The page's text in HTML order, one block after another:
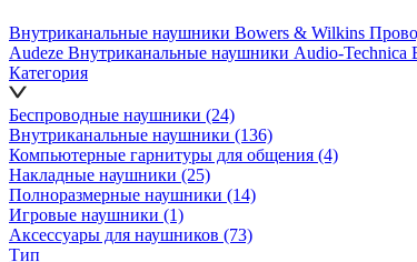
Внутриканальные наушники Bowers & Wilkins
Audeze Внутриканальные наушники Audio-Technica
Категория
Беспроводные наушники (24)
Внутриканальные наушники (136)
Компьютерные гарнитуры для общения (4)
Накладные наушники (25)
Полноразмерные наушники (14)
Игровые наушники (1)
Аксессуары для наушников (73)
Тип